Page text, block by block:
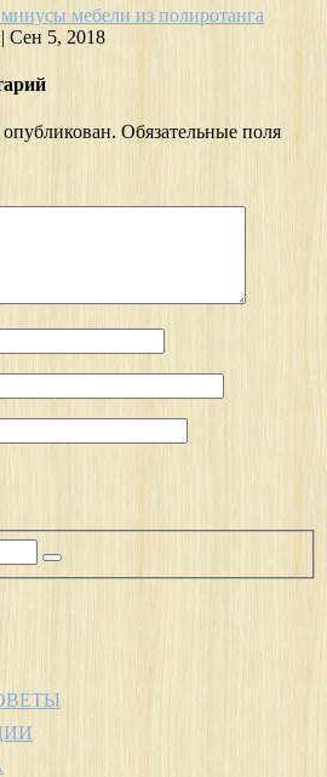
мебели из полиротанга
| Сен 5, 2018
Обязательные поля